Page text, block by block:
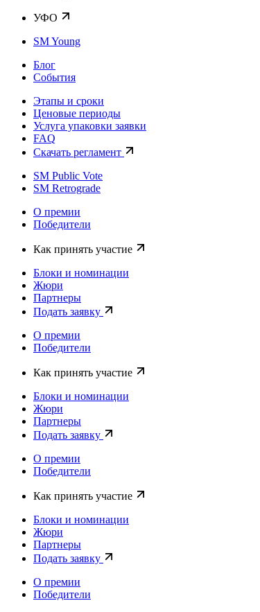
УФО
SM Young
Блог
События
Этапы и сроки
Ценовые периоды
Услуга упаковки заявки
FAQ
Скачать регламент
SM Public Vote
SM Retrograde
О премии
Победители
Как принять участие
Блоки и номинации
Жюри
Партнеры
Подать заявку
О премии
Победители
Как принять участие
Блоки и номинации
Жюри
Партнеры
Подать заявку
О премии
Победители
Как принять участие
Блоки и номинации
Жюри
Партнеры
Подать заявку
О премии
Победители